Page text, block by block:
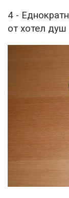
4 -
от хотел